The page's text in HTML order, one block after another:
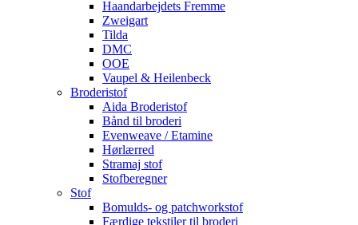
Haandarbejdets Fremme
Zweigart
Tilda
DMC
OOE
Vaupel & Heilenbeck
Broderistof
Aida Broderistof
Bånd til broderi
Evenweave / Etamine
Hørlærred
Stramaj stof
Stofberegner
Stof
Bomulds- og patchworkstof
Færdige tekstiler til broderi